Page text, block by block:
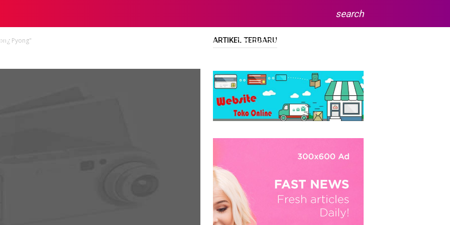
SMA/SMK/SLTA DIPLOMA/SARJANA
search
Pyong" ARTIKEL TERBARU